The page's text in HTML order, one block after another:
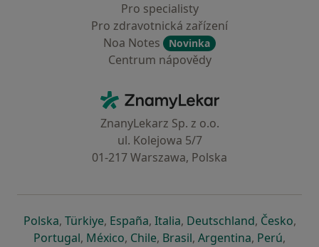
Pro specialisty
Pro zdravotnická zařízení
Noa Notes
Novinka
Centrum nápovědy
ZnamyLekar - Hlavní stránka
ZnanyLekarz Sp. z o.o.
ul. Kolejowa 5/7
01-217 Warszawa, Polska
Polskase otevře v nové záložce
, Türkiyese otevře v nové záložce
, Españase otevře v nové záložce
, Italiase otevře v nové záložce
, Deutschlandse otevře v
, Českose
,
Portugalse otevře v nové záložce
, Méxicose otevře v nové záložce
, Chilese otevře v nové záložce
, Brasilse otevře v nové
, Argentinase otevře v
, Perúse
,